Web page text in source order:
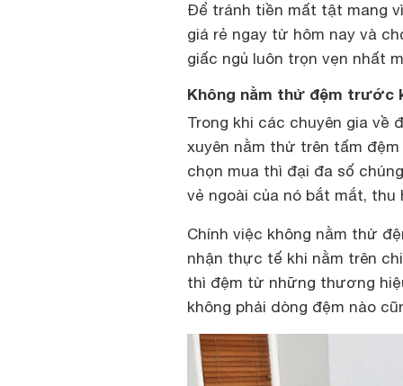
Để tránh tiền mất tật mang
giá rẻ ngay từ hôm nay và
giấc ngủ luôn trọn vẹn nhất
Không nằm thử đệm trước
Trong khi các chuyên gia về
xuyên nằm thử trên tấm
chọn mua thì đại đa số
vẻ ngoài của nó bắt mắt, thu
Chính việc không nằm thử
nhận thực tế khi nằm trên
thì đệm từ những thương
không phải dòng đệm nào